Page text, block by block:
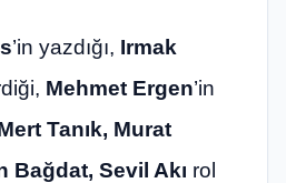
’in yazdığı, Irmak
Mehmet Ergen’in
Tanık, Murat
Bağdat, Sevil Akı rol